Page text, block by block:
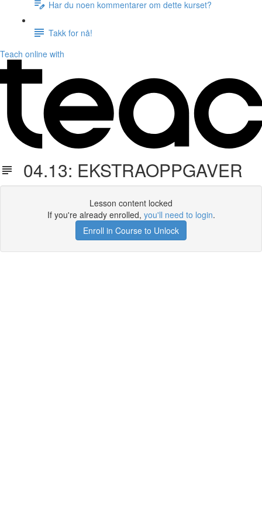
Har du noen kommentarer om dette kurset?
Takk for nå!
Teach online with
04.13: EKSTRAOPPGAVER
Lesson content locked
If you're already enrolled, you'll need to login.
Enroll in Course to Unlock